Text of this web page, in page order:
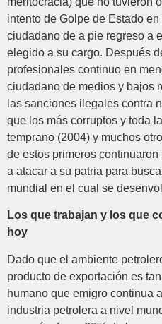
intento de Golpe de Estado
ciudadano de a pie regreso a
elegido a su cargo. Después
profesionales continuo en
ciudadano de medios y bajos
las sanciones ilegales contra
que los más corruptos y toda
temprano (2004) y muchos
de estos primeros
a atacar a su patria para
mundial en el cual se
Los que trabajan y los que
hoy
Dado que el ambiente
producto de exportación es
humano que emigro continua
industria petrolera a nivel